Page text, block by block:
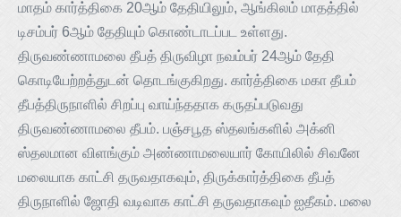
மாதம் கார்த்திகை 20ஆம் தேதியிலும், ஆங்கிலம் மாதத்தில்
டிசம்பர் 6ஆம் தேதியும் கொண்டாடப்பட உள்ளது.
திருவண்ணாமலை தீபத் திருவிழா நவம்பர் 24ஆம் தேதி
கொடியேற்றத்துடன் தொடங்குகிறது. கார்த்திகை மகா தீபம்
தீபத்திருநாளில் சிறப்பு வாய்ந்ததாக கருதப்படுவது
திருவண்ணாமலை தீபம். பஞ்சபூத ஸ்தலங்களில் அக்னி
ஸ்தலமான விளங்கும் அண்ணாமலையார் கோயிலில் சிவனே
மலையாக காட்சி தருவதாகவும், திருக்கார்த்திகை தீபத்
திருநாளில் ஜோதி வடிவாக காட்சி தருவதாகவும் ஐதீகம். மலை